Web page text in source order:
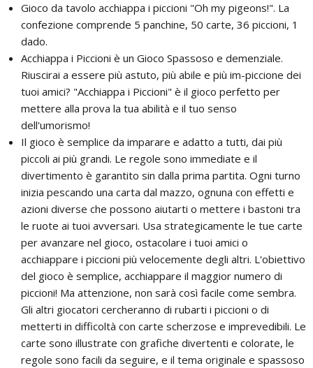
Gioco da tavolo acchiappa i piccioni "Oh my pigeons!". La
confezione comprende 5 panchine, 50 carte, 36 piccioni, 1
dado.
Acchiappa i Piccioni è un Gioco Spassoso e demenziale.
Riuscirai a essere più astuto, più abile e più im-piccione dei
tuoi amici? "Acchiappa i Piccioni" è il gioco perfetto per
mettere alla prova la tua abilità e il tuo senso
dell'umorismo!
Il gioco è semplice da imparare e adatto a tutti, dai più
piccoli ai più grandi. Le regole sono immediate e il
divertimento è garantito sin dalla prima partita. Ogni turno
inizia pescando una carta dal mazzo, ognuna con effetti e
azioni diverse che possono aiutarti o mettere i bastoni tra
le ruote ai tuoi avversari. Usa strategicamente le tue carte
per avanzare nel gioco, ostacolare i tuoi amici o
acchiappare i piccioni più velocemente degli altri. L'obiettivo
del gioco è semplice, acchiappare il maggior numero di
piccioni! Ma attenzione, non sarà così facile come sembra.
Gli altri giocatori cercheranno di rubarti i piccioni o di
metterti in difficoltà con carte scherzose e imprevedibili. Le
carte sono illustrate con grafiche divertenti e colorate, le
regole sono facili da seguire, e il tema originale e spassoso